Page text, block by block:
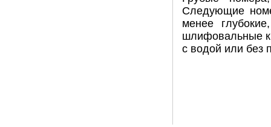
Следующие
менее
шлифовальные
с водой или без